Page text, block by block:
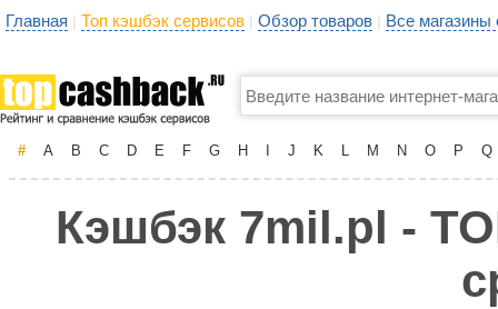
Главная | Топ кэшбэк сервисов | Обзор товаров | Все
# A B C D E F G H J K L M N O P Q
Кэшбэк 7mil.pl -